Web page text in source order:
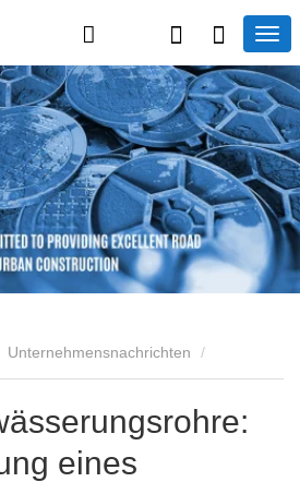
Unternehmensnachrichten
modernen Infrastruktur
eines